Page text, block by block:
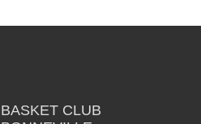
BASKET CLUB